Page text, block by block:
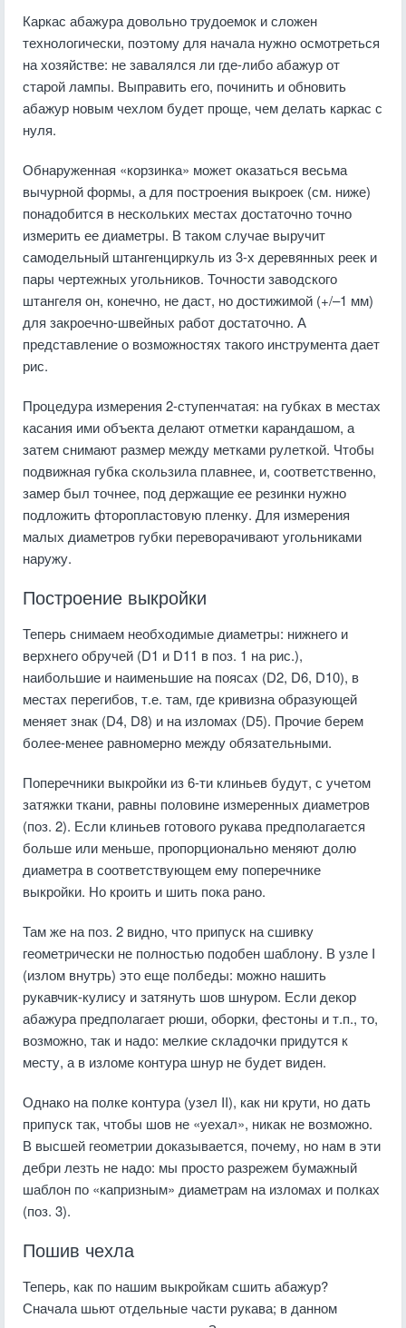
Каркас абажура довольно трудоемок и сложен
технологически, поэтому для начала нужно осмотреться
на хозяйстве: не завалялся ли где-либо абажур от
старой лампы. Выправить его, починить и обновить
абажур новым чехлом будет проще, чем делать каркас с
нуля.
Обнаруженная «корзинка» может оказаться весьма
вычурной формы, а для построения выкроек (см. ниже)
понадобится в нескольких местах достаточно точно
измерить ее диаметры. В таком случае выручит
самодельный штангенциркуль из 3-х деревянных реек и
пары чертежных угольников. Точности заводского
штангеля он, конечно, не даст, но достижимой (+/–1 мм)
для закроечно-швейных работ достаточно. А
представление о возможностях такого инструмента дает
рис.
Процедура измерения 2-ступенчатая: на губках в местах
касания ими объекта делают отметки карандашом, а
затем снимают размер между метками рулеткой. Чтобы
подвижная губка скользила плавнее, и, соответственно,
замер был точнее, под держащие ее резинки нужно
подложить фторопластовую пленку. Для измерения
малых диаметров губки переворачивают угольниками
наружу.
Построение выкройки
Теперь снимаем необходимые диаметры: нижнего и
верхнего обручей (D1 и D11 в поз. 1 на рис.),
наибольшие и наименьшие на поясах (D2, D6, D10), в
местах перегибов, т.е. там, где кривизна образующей
меняет знак (D4, D8) и на изломах (D5). Прочие берем
более-менее равномерно между обязательными.
Поперечники выкройки из 6-ти клиньев будут, с учетом
затяжки ткани, равны половине измеренных диаметров
(поз. 2). Если клиньев готового рукава предполагается
больше или меньше, пропорционально меняют долю
диаметра в соответствующем ему поперечнике
выкройки. Но кроить и шить пока рано.
Там же на поз. 2 видно, что припуск на сшивку
геометрически не полностью подобен шаблону. В узле I
(излом внутрь) это еще полбеды: можно нашить
рукавчик-кулису и затянуть шов шнуром. Если декор
абажура предполагает рюши, оборки, фестоны и т.п., то,
возможно, так и надо: мелкие складочки придутся к
месту, а в изломе контура шнур не будет виден.
Однако на полке контура (узел II), как ни крути, но дать
припуск так, чтобы шов не «уехал», никак не возможно.
В высшей геометрии доказывается, почему, но нам в эти
дебри лезть не надо: мы просто разрежем бумажный
шаблон по «капризным» диаметрам на изломах и полках
(поз. 3).
Пошив чехла
Теперь, как по нашим выкройкам сшить абажур?
Сначала шьют отдельные части рукава; в данном